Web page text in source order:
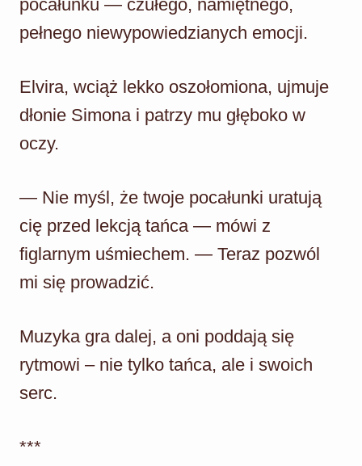
pocałunku — czułego, namiętnego,
pełnego niewypowiedzianych emocji.
Elvira, wciąż lekko oszołomiona, ujmuje
dłonie Simona i patrzy mu głęboko w
oczy.
— Nie myśl, że twoje pocałunki uratują
cię przed lekcją tańca — mówi z
figlarnym uśmiechem. — Teraz pozwól
mi się prowadzić.
Muzyka gra dalej, a oni poddają się
rytmowi – nie tylko tańca, ale i swoich
serc.
***